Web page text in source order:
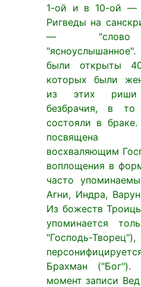
1-ой и в 10-ой —
Ригведы на
— "слово
были открыты
которых были
из этих риши
безбрачия, в
состояли в
посвящена
восхваляющим
воплощения в
часто
Агни, Индра,
Из божеств
упоминается
"Господь-
Брахман
момент записи